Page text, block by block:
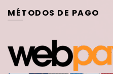
MÉTODOS DE PAGO